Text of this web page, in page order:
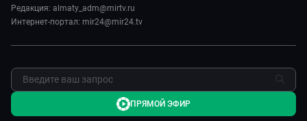
Обратная связь
Редакция: almaty_adm@mirtv.ru
Интернет-портал: mir24@mir24.tv
ПРЯМОЙ ЭФИР